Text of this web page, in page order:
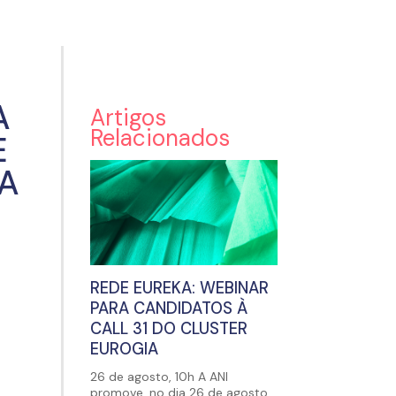
Artigos
Relacionados
REDE EUREKA: WEBINAR
PARA CANDIDATOS À
CALL 31 DO CLUSTER
EUROGIA
26 de agosto, 10h A ANI
promove, no dia 26 de agosto,